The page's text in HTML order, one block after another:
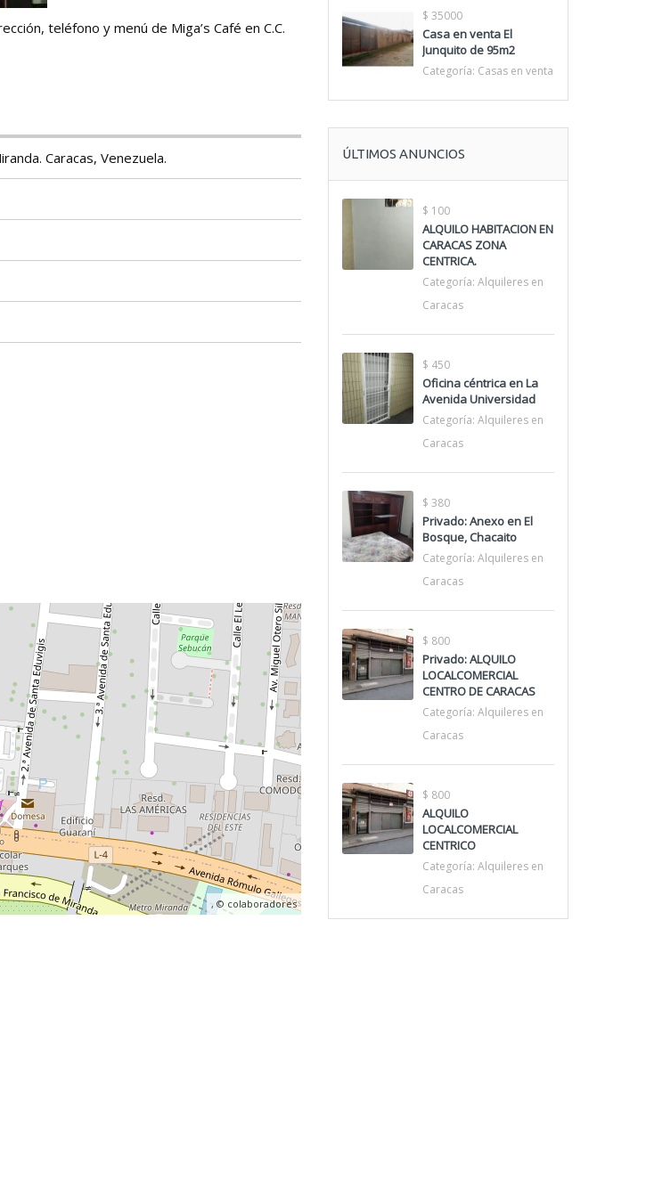
teléfono y menú de Miga’s Café en C.C.
Caracas, Venezuela.
, © colaboradores
$ 35000
Casa en venta El
Junquito de 95m2
Categoría: Casas en venta
ÚLTIMOS ANUNCIOS
$ 100
ALQUILO HABITACION EN
CARACAS ZONA
CENTRICA.
Categoría: Alquileres en
Caracas
$ 450
Oficina céntrica en La
Avenida Universidad
Categoría: Alquileres en
Caracas
$ 380
Privado: Anexo en El
Bosque, Chacaito
Categoría: Alquileres en
Caracas
$ 800
Privado: ALQUILO
LOCALCOMERCIAL
CENTRO DE CARACAS
Categoría: Alquileres en
Caracas
$ 800
ALQUILO
LOCALCOMERCIAL
CENTRICO
Categoría: Alquileres en
Caracas